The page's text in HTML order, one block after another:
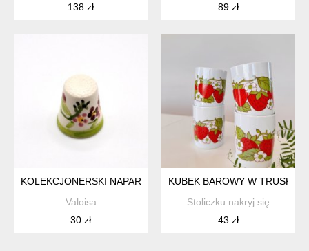
138 zł
89 zł
KOLEKCJONERSKI NAPARSTEK Z PORCELANY KWIATY
Valoisa
30 zł
KUBEK BAROWY W
Stoliczku nakryj się
43 zł